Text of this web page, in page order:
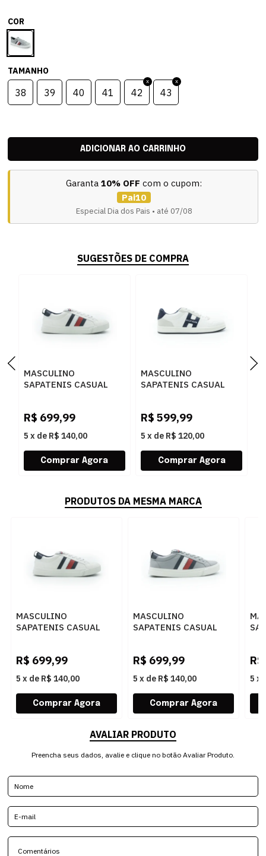
COR
TAMANHO
38 39 40 41 42 43
Garanta 10% OFF com o cupom:
Pai10
Especial Dia dos Pais • até 07/08
SUGESTÕES DE COMPRA
MASCULINO
SAPATENIS CASUAL
WHITE
R$ 699,99
5 x de R$ 140,00
MASCULINO
SAPATENIS CASUAL
WHITE
R$ 599,99
5 x de R$ 120,00
PRODUTOS DA MESMA MARCA
MASCULINO
SAPATENIS CASUAL
WHITE
R$ 699,99
5 x de R$ 140,00
MASCULINO
SAPATENIS CASUAL
GRIFFIN
R$ 699,99
5 x de R$ 140,00
R$
5 x
AVALIAR PRODUTO
Preencha seus dados, avalie e clique no botão Avaliar Produto.